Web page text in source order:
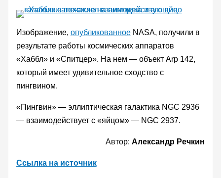
Изображение, опубликованноеNASA, получили в
результате работы космических аппаратов
«Хаббл» и «Спитцер». На нем — объект Arp 142,
который имеет удивительное сходство с
пингвином.
«Пингвин» — эллиптическая галактика NGC 2936
— взаимодействует с «яйцом» — NGC 2937.
Автор:Александр Речкин
Ссылка на источник